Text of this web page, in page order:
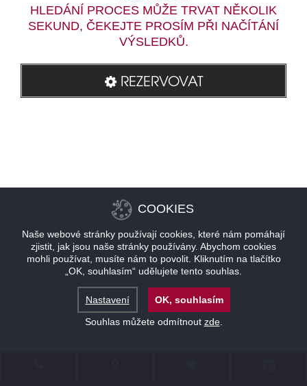
HLEDÁNÍ PROCES MŮŽE TRVAT NĚKOLIK
SEKUND, ČEKEJTE PROSÍM PŘI NAČÍTÁNÍ
VÝSLEDKŮ.
REZERVOVAT
COOKIES
Naše webové stránky používají cookies, které nám pomáhají
zjistit, jak jsou naše stránky používány. Abychom cookies
mohli používat, musíte nám to povolit. Kliknutím na tlačítko
„OK, souhlasím“ udělujete tento souhlas.
Nastavení
OK, souhlasím
Souhlas můžete odmítnout zde.